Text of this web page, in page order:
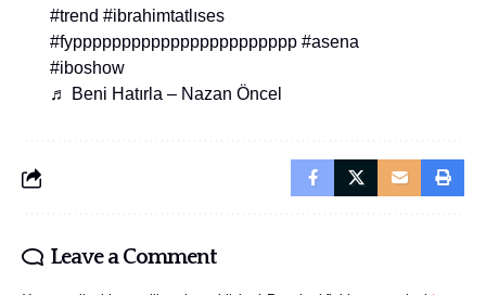
#trend #ibrahimtatlıses
#fyppppppppppppppppppppppp #asena
#iboshow
♬ Beni Hatırla – Nazan Öncel
Leave a Comment